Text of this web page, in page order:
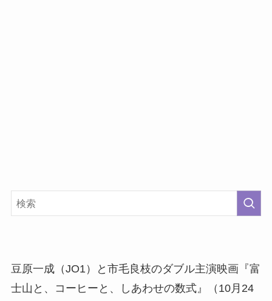
豆原一成（JO1）と市毛良枝のダブル主演映画『富
士山と、コーヒーと、しあわせの数式』（10月24